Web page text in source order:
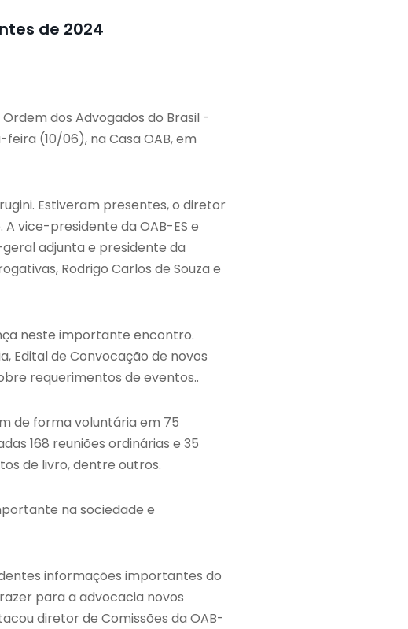
de 2024
dos Advogados do Brasil -
(10/06), na Casa OAB, em
Estiveram presentes, o diretor
vice-presidente da OAB-ES e
adjunta e presidente da
Rodrigo Carlos de Souza e
neste importante encontro.
Edital de Convocação de novos
requerimentos de eventos..
de forma voluntária em 75
168 reuniões ordinárias e 35
de livro, dentre outros.
na sociedade e
informações importantes do
para a advocacia novos
diretor de Comissões da OAB-